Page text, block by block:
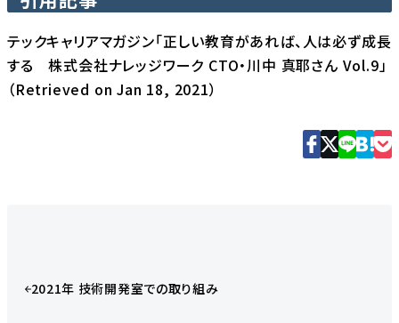
テックキャリアマガジン「正しい教育があれば、人は必ず成長
する 株式会社ナレッジワーク CTO・川中 真耶さん Vol.9」
（Retrieved on Jan 18, 2021）
2021年 技術開発室での取り組み